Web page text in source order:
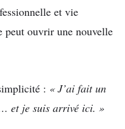
et vie
peut ouvrir une nouvelle
: « J’ai fait un
et je suis arrivé ici. »